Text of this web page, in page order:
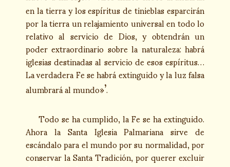
en la tierra y los espíritus de tinieblas esparcirán
por la tierra un relajamiento universal en todo lo
relativo al servicio de Dios, y obtendrán un
poder extraordinario sobre la naturaleza: habrá
iglesias destinadas al servicio de esos espíritus…
La verdadera Fe se habrá extinguido y la luz falsa
alumbrará al mundo»’.
Todo se ha cumplido, la Fe se ha extinguido.
Ahora la Santa Iglesia Palmariana sirve de
escándalo para el mundo por su normalidad, por
conservar la Santa Tradición, por querer excluir